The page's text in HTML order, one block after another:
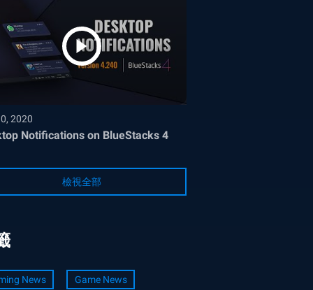
2020
Notifications on BlueStacks 4
檢視全部
News Game News